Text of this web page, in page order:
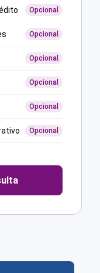
Opcional
Opcional
Opcional
Opcional
Opcional
Opcional